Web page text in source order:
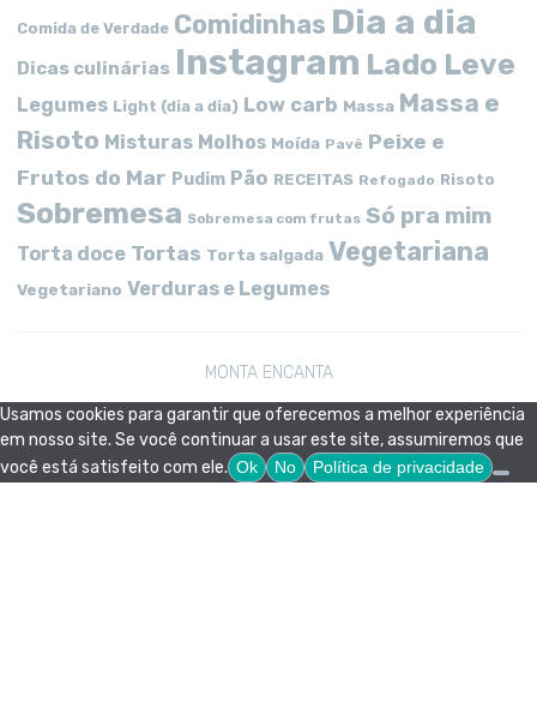
Comida de Verdade Comidinhas Dia a dia
Dicas culinárias Instagram Lado Leve
Legumes Light (dia a dia) Low carb Massa Massa e
Risoto Misturas Molhos Moída Pavê Peixe e
Frutos do Mar Pudim Pão RECEITAS Refogado Risoto
Sobremesa Sobremesa com frutas Só pra mim
Torta doce Tortas Torta salgada Vegetariana
Vegetariano Verduras e Legumes
MONTA ENCANTA
Usamos cookies para garantir que oferecemos a melhor experiência
em nosso site. Se você continuar a usar este site, assumiremos que
você está satisfeito com ele. Ok No Política de privacidade